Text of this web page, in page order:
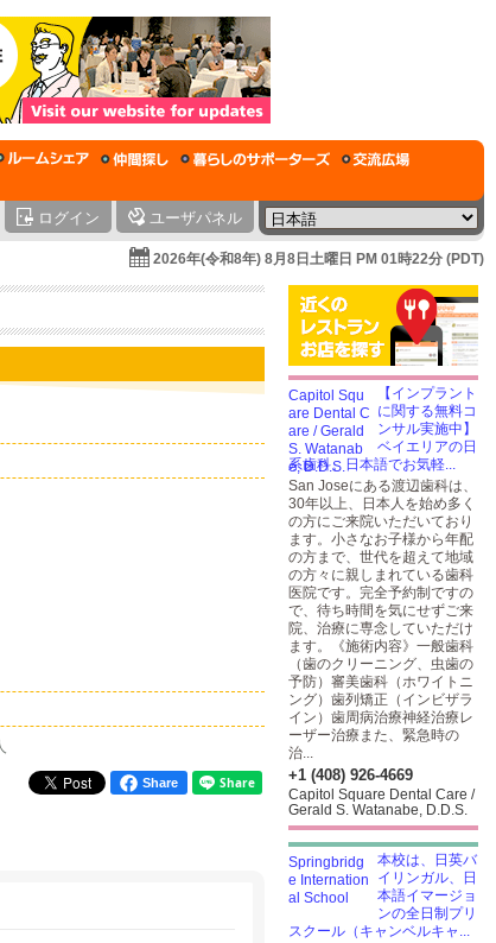
ログイン ユーザパネル
2026年(令和8年) 8月8日土曜日 PM 01時22分 (PDT)
Share
【インプラント
に関する無料コ
ンサル実施中】
ベイエリアの日
系歯科。日本語でお気軽...
San Joseにある渡辺歯科は、
30年以上、日本人を始め多く
の方にご来院いただいており
ます。小さなお子様から年配
の方まで、世代を超えて地域
の方々に親しまれている歯科
医院です。完全予約制ですの
で、待ち時間を気にせずご来
院、治療に専念していただけ
ます。《施術内容》一般歯科
（歯のクリーニング、虫歯の
予防）審美歯科（ホワイトニ
ング）歯列矯正（インビザラ
イン）歯周病治療神経治療レ
ーザー治療また、緊急時の
治...
+1 (408) 926-4669
Capitol Square Dental Care /
Gerald S. Watanabe, D.D.S.
本校は、日英バ
イリンガル、日
本語イマージョ
ンの全日制プリ
スクール（キャンベルキャ...